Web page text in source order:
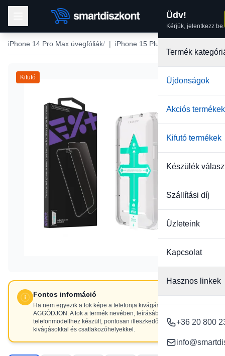
Üdv!
Kérjük, jelentkezz be.
Termék
Újdonságok
Akciós termékek
Kifutó termékek
Készülék
Szállítási díj
Üzleteink
Kapcsolat
Hasznos linkek
+36 20 800
iPhone 14 Pro Max üvegfóliák | iPhone 15 Plus üvegfólia
Fontos információ
Ha nem egyezik a tok képe a telefonja kivágásaival, NE
AGGÓDJON. A tok a termék nevében, leírásában szereplő
telefonmodellhez készült, pontosan illeszkedő
kivágásokkal és csatlakozóhelyekkel.
Kifutó